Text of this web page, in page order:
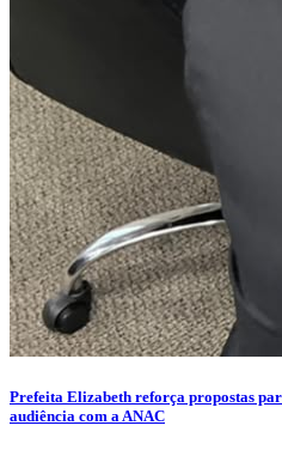
Prefeita Elizabeth reforça propostas
audiência com a ANAC